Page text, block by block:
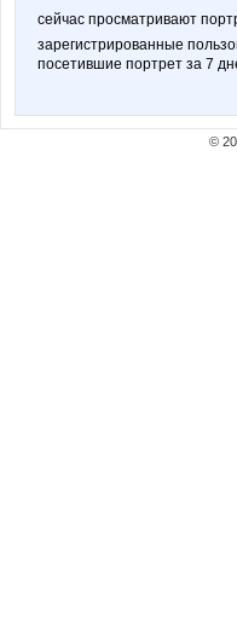
сейчас просматривают
зарегистрированные
посетившие портрет за 7
©